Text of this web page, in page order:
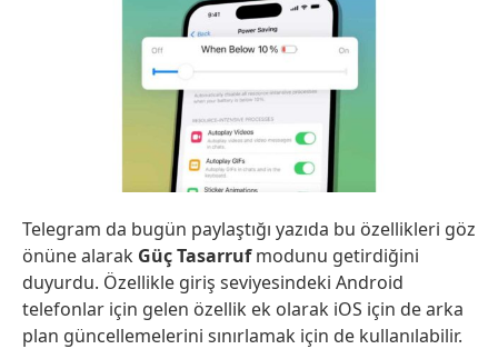
Telegram da bugün paylaştığı yazıda bu özellikleri göz
önüne alarak Güç Tasarrufmodunu getirdiğini
duyurdu. Özellikle giriş seviyesindeki Android
telefonlar için gelen özellik ek olarak iOS için de arka
plan güncellemelerini sınırlamak için de kullanılabilir.